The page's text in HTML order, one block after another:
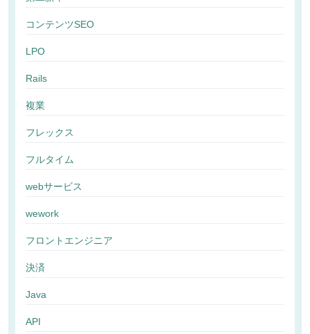
コンテンツSEO
LPO
Rails
複業
フレックス
フルタイム
webサービス
wework
フロントエンジニア
決済
Java
API